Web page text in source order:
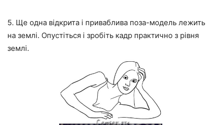
5. Ще одна відкрита і приваблива поза-модель лежить
на землі. Опустіться і зробіть кадр практично з рівня
землі.